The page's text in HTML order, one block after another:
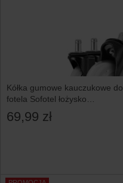
Kółka gumowe kauczukowe do
fotela Sofotel łożysko
przeźroczyste 5 szt. 2908
69,99 zł